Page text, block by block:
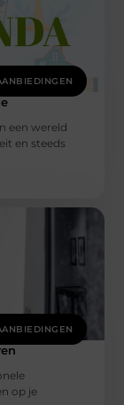
een wereld
en steeds
op je